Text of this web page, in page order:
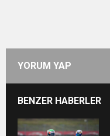
YORUM YAP
BENZER HABERLER